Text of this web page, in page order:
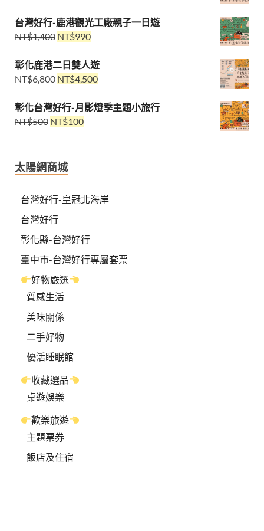
台灣好行-鹿港觀光工廠親子一日遊
NT$1,400 NT$990
彰化鹿港二日雙人遊
NT$6,800 NT$4,500
彰化台灣好行-月影燈季主題小旅行
NT$500 NT$100
太陽網商城
台灣好行-皇冠北海岸
台灣好行
彰化縣-台灣好行
臺中市-台灣好行專屬套票
好物嚴選
質感生活
美味關係
二手好物
優活睡眠館
收藏選品
桌遊娛樂
歡樂旅遊
主題票券
飯店及住宿